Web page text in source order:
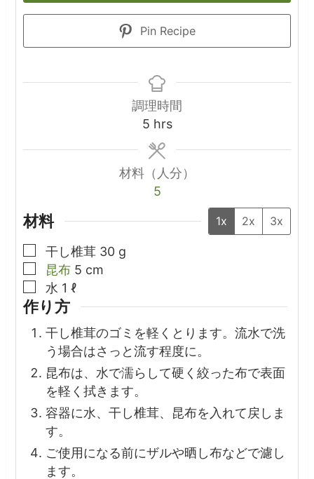
Pin Recipe
調理時間
5hours
hrs
材料（人分）
5
材料 1x 2x 3x
▢
干し椎茸 30 g
▢
昆布 5 cm
▢
水 1 ℓ
作り方
干し椎茸のゴミを軽くとります。流水で洗
う場合はさっと流す程度に。
昆布は、水で濡らして硬く絞った布で表面
を軽く拭きます。
容器に水、干し椎茸、昆布を入れて戻しま
す。
ご使用になる前にザルや晒し布などで濾し
ます。